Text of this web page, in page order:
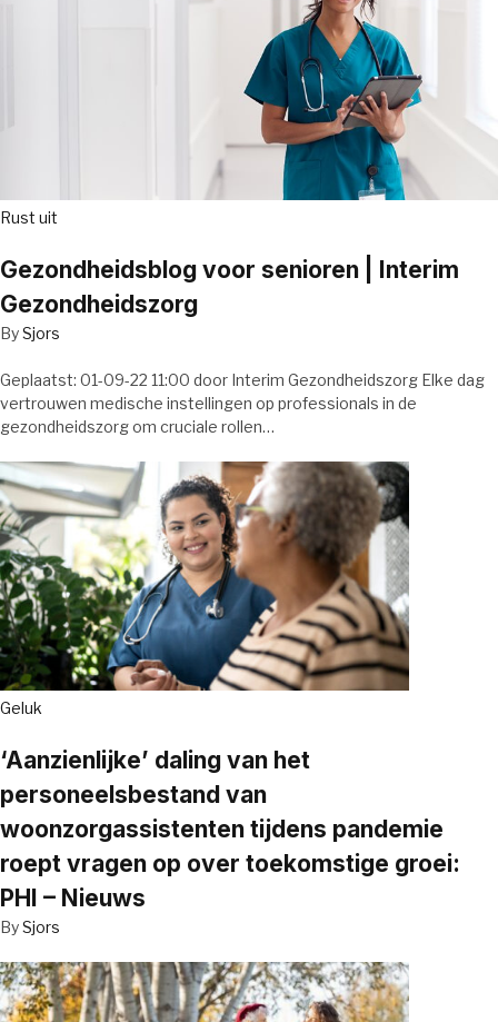
Rust uit
Gezondheidsblog voor senioren | Interim
Gezondheidszorg
BySjors
Geplaatst: 01-09-22 11:00 door Interim Gezondheidszorg Elke dag
vertrouwen medische instellingen op professionals in de
gezondheidszorg om cruciale rollen…
Geluk
‘Aanzienlijke’ daling van het
personeelsbestand van
woonzorgassistenten tijdens pandemie
roept vragen op over toekomstige groei:
PHI – Nieuws
BySjors